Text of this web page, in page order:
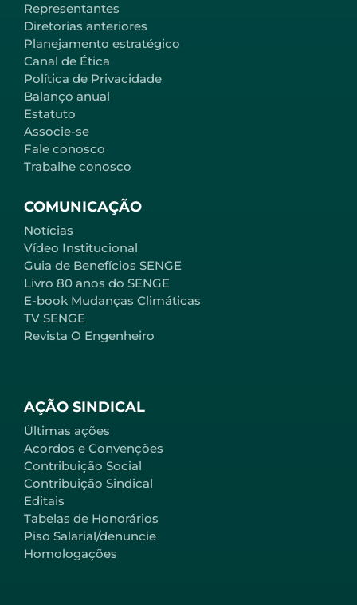
AÇÃO SINDICAL
Últimas ações
Acordos e Convenções
Contribuição Social
Contribuição Sindical
Editais
Tabelas de Honorários
Piso Salarial/denuncie
Homologações
Representantes
Diretorias anteriores
Planejamento estratégico
Canal de Ética
Política de Privacidade
Balanço anual
Estatuto
Associe-se
Fale conosco
Trabalhe conosco
COMUNICAÇÃO
Notícias
Vídeo Institucional
Guia de Benefícios SENGE
Livro 80 anos do SENGE
E-book Mudanças Climáticas
TV SENGE
Revista O Engenheiro